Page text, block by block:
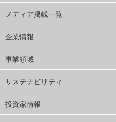
メディア掲載一覧
企業情報
事業領域
サステナビリティ
投資家情報